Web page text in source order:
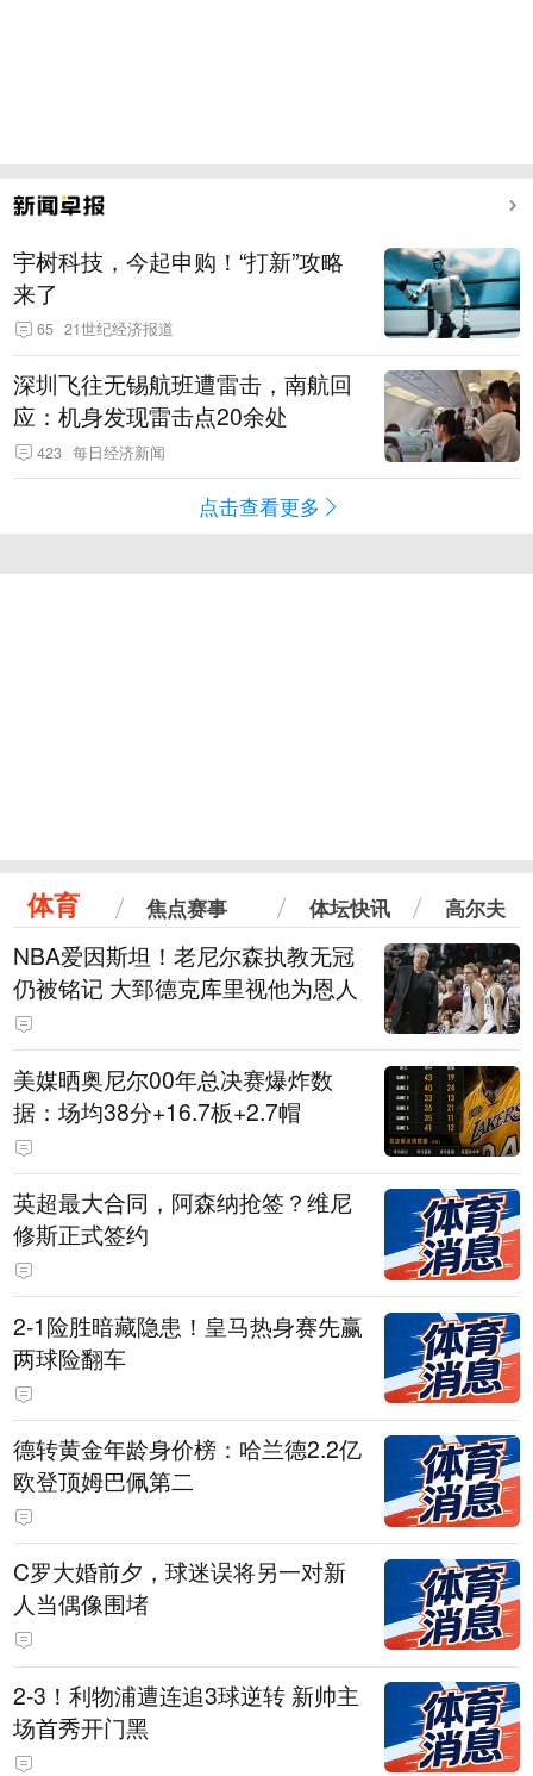
宇树科技，今起申购！“打新”攻略
来了
65 21世纪经济报道
深圳飞往无锡航班遭雷击，南航回
应：机身发现雷击点20余处
423 每日经济新闻
点击查看更多
体育 焦点赛事 体坛快讯 高尔夫
NBA爱因斯坦！老尼尔森执教无冠
仍被铭记 大郅德克库里视他为恩人
美媒晒奥尼尔00年总决赛爆炸数
据：场均38分+16.7板+2.7帽
英超最大合同，阿森纳抢签？维尼
修斯正式签约
2-1险胜暗藏隐患！皇马热身赛先赢
两球险翻车
德转黄金年龄身价榜：哈兰德2.2亿
欧登顶姆巴佩第二
C罗大婚前夕，球迷误将另一对新
人当偶像围堵
2-3！利物浦遭连追3球逆转 新帅主
场首秀开门黑